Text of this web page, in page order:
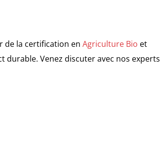
de la certification en Agriculture Bio et
Venez discuter avec nos experts